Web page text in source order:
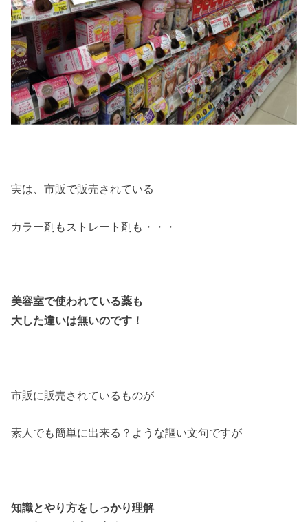
実は、市販で販売されている
カラー剤もストレート剤も・・・
美容室で使われている薬も
大した違いは無いのです！
市販に販売されているものが
素人でも簡単に出来る？ような謳い文句ですが
知識とやり方をしっかり理解